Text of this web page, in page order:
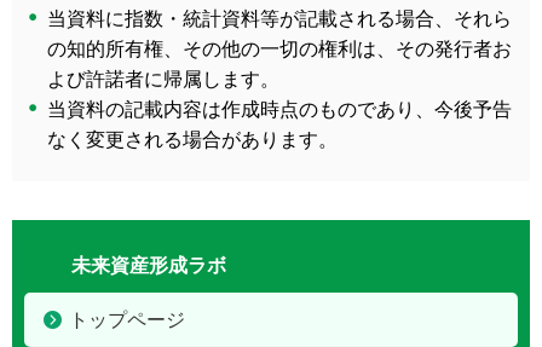
当資料に指数・統計資料等が記載される場合、それら
の知的所有権、その他の一切の権利は、その発行者お
よび許諾者に帰属します。
当資料の記載内容は作成時点のものであり、今後予告
なく変更される場合があります。
未来資産形成ラボ
トップページ